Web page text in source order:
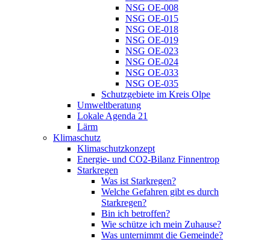
NSG OE-008
NSG OE-015
NSG OE-018
NSG OE-019
NSG OE-023
NSG OE-024
NSG OE-033
NSG OE-035
Schutzgebiete im Kreis Olpe
Umweltberatung
Lokale Agenda 21
Lärm
Klimaschutz
Klimaschutzkonzept
Energie- und CO2-Bilanz Finnentrop
Starkregen
Was ist Starkregen?
Welche Gefahren gibt es durch
Starkregen?
Bin ich betroffen?
Wie schütze ich mein Zuhause?
Was unternimmt die Gemeinde?